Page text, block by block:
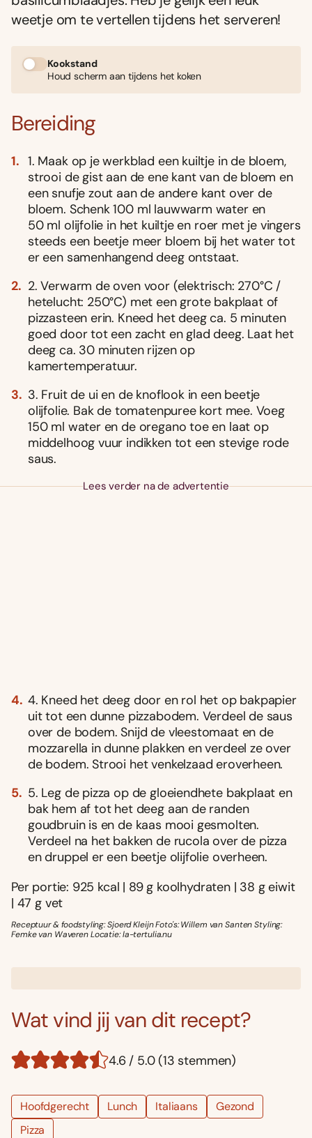
weetje om te vertellen tijdens het serveren!
Kookstand
Houd scherm aan tijdens het koken
Bereiding
1. Maak op je werkblad een kuiltje in de bloem,
strooi de gist aan de ene kant van de bloem en
een snufje zout aan de andere kant over de
bloem. Schenk 100 ml lauwwarm water en
50 ml olijfolie in het kuiltje en roer met je vingers
steeds een beetje meer bloem bij het water tot
er een samenhangend deeg ontstaat.
2. Verwarm de oven voor (elektrisch: 270°C /
hetelucht: 250°C) met een grote bakplaat of
pizzasteen erin. Kneed het deeg ca. 5 minuten
goed door tot een zacht en glad deeg. Laat het
deeg ca. 30 minuten rijzen op
kamertemperatuur.
3. Fruit de ui en de knoflook in een beetje
olijfolie. Bak de tomatenpuree kort mee. Voeg
150 ml water en de oregano toe en laat op
middelhoog vuur indikken tot een stevige rode
saus.
Lees verder na de advertentie
4. Kneed het deeg door en rol het op bakpapier
uit tot een dunne pizzabodem. Verdeel de saus
over de bodem. Snijd de vleestomaat en de
mozzarella in dunne plakken en verdeel ze over
de bodem. Strooi het venkelzaad eroverheen.
5. Leg de pizza op de gloeiendhete bakplaat en
bak hem af tot het deeg aan de randen
goudbruin is en de kaas mooi gesmolten.
Verdeel na het bakken de rucola over de pizza
en druppel er een beetje olijfolie overheen.
Per portie: 925 kcal | 89 g koolhydraten | 38 g eiwit
| 47 g vet
Receptuur & foodstyling: Sjoerd Kleijn Foto's: Willem van Santen Styling:
Femke van Waveren Locatie: la-tertulia.nu
Wat vind jij van dit recept?
4.6 / 5.0 (13 stemmen)
Hoofdgerecht Lunch Italiaans
Gezond
Pizza